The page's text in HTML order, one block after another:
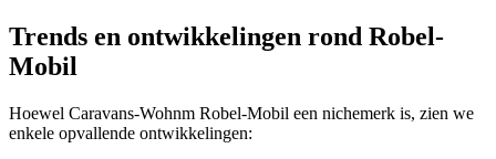
Trends en ontwikkelingen rond Robel-
Mobil
Hoewel Caravans-Wohnm Robel-Mobil een nichemerk is, zien we
enkele opvallende ontwikkelingen: